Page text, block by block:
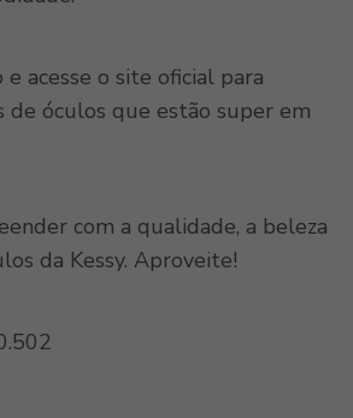
acesse o site oficial para
de óculos que estão super em
com a qualidade, a beleza
da Kessy. Aproveite!